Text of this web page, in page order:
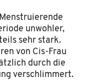
unwohler,
sehr stark.
von Cis-Frau
durch die
verschlimmert.